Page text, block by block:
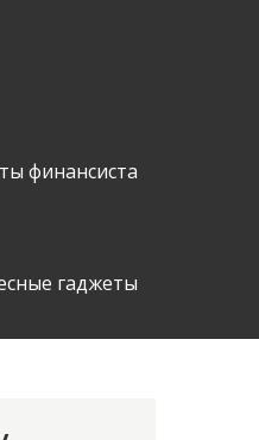
финансиста
гаджеты